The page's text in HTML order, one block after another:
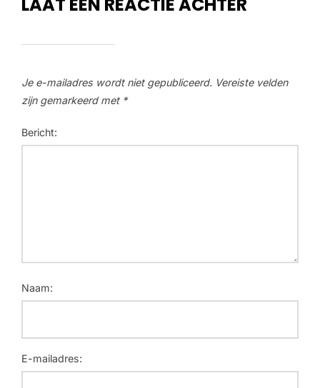
LAAT EEN REACTIE ACHTER
Je e-mailadres wordt niet gepubliceerd. Vereiste velden
zijn gemarkeerd met *
Bericht:
Naam:
E-mailadres: